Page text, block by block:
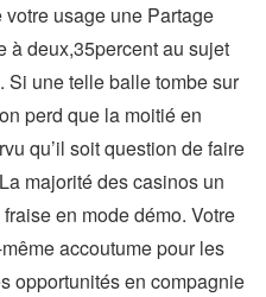
usage une Partage
à deux,35percent au sujet
une telle balle tombe sur
perd que la moitié en
qu’il soit question de faire
majorité des casinos un
en mode démo. Votre
accoutume pour les
opportunités en compagnie